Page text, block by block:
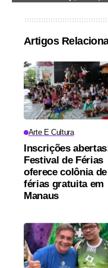
Artigos
Arte E Cultura
Inscrições
Festival de Férias
oferece colônia de
férias gratuita em
Manaus